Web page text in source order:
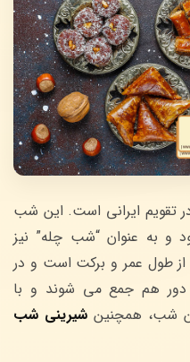
تقویم ایرانی است. این شب
و به عنوان “شب چله” نیز
طول عمر و برکت است و در
هم جمع می شوند و با
شب، همچنینشیرینی شب